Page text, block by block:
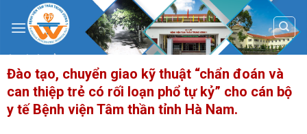
content
Đào tạo, chuyển giao kỹ thuật “chẩn đoán và
can thiệp trẻ có rối loạn phổ tự kỷ” cho cán bộ
y tế Bệnh viện Tâm thần tỉnh Hà Nam.